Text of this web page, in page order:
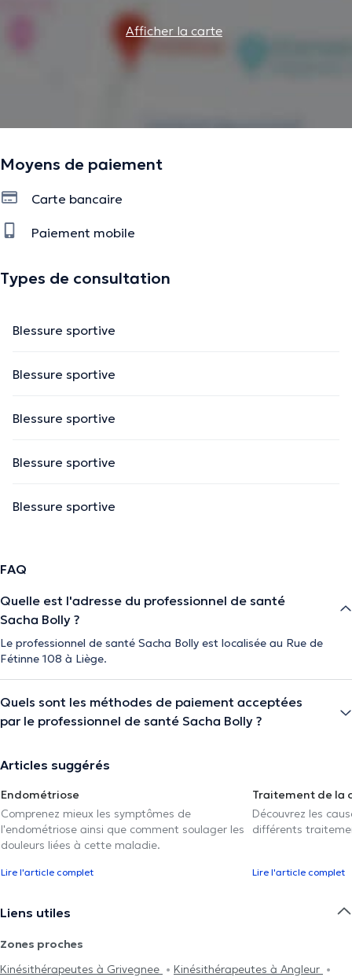
Afficher la carte
Moyens de paiement
Carte bancaire
Paiement mobile
Types de consultation
Blessure sportive
Blessure sportive
Blessure sportive
Blessure sportive
Blessure sportive
FAQ
Quelle est l'adresse du professionnel de santé
Sacha Bolly ?
Le professionnel de santé Sacha Bolly est localisée au Rue de
Fétinne 108 à Liège.
Quels sont les méthodes de paiement acceptées
par le professionnel de santé Sacha Bolly ?
Articles suggérés
Endométriose
Comprenez mieux les symptômes de
l'endométriose ainsi que comment soulager les
douleurs liées à cette maladie.
Lire l'article complet
Traitement de la
Découvrez les
différents
Lire l'article complet
Liens utiles
Zones proches
Kinésithérapeutes à Grivegnee
Kinésithérapeutes à Angleur